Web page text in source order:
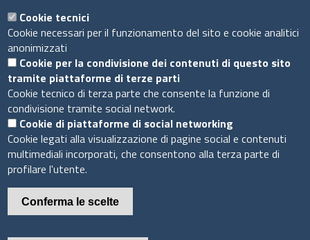
Procedimenti
Provvedimenti
Seguici su
Sito web
Accesso riservato
Mappa del sito
Cookie tecnici
Cookie necessari per il funzionamento del sito e cookie analitici
anonimizzati
Cookie per la condivisione dei contenuti di questo sito
tramite piattaforme di terze parti
Cookie tecnico di terza parte che consente la funzione di
condivisione tramite social network.
Cookie di piattaforme di social networking
Cookie legati alla visualizzazione di pagine social e contenuti
multimediali incorporati, che consentono alla terza parte di
profilare l'utente.
Conferma le scelte